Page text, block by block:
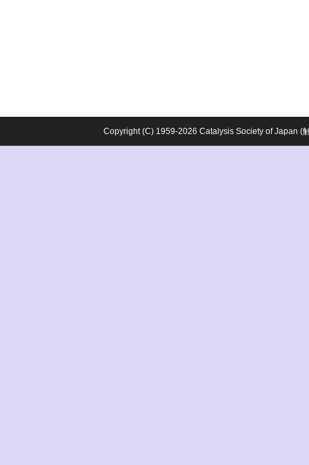
Copyright (C) 1959-2026 Catalysis Society of Japan (